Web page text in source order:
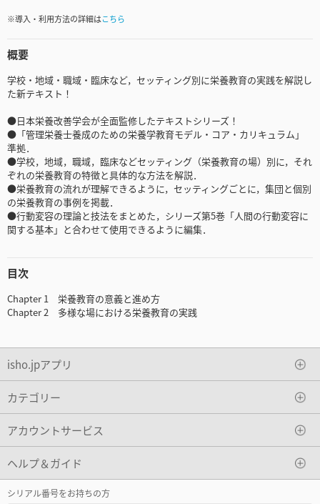
※導入・利用方法の詳細はこちら
概要
学校・地域・職域・臨床など，セッティング別に栄養教育の実践を解説し
た新テキスト！
●日本栄養改善学会が全面監修したテキストシリーズ！
●「管理栄養士養成のための栄養学教育モデル・コア・カリキュラム」
準拠．
●学校，地域，職域，臨床などセッティング（栄養教育の場）別に，それ
ぞれの栄養教育の特徴と具体的な方法を解説．
●栄養教育の流れが理解できるように，セッティングごとに，集団と個別
の栄養教育の事例を掲載．
●行動変容の理論と技法をまとめた，シリーズ第5巻「人間の行動変容に
関する基本」と合わせて使用できるように編集．
目次
Chapter 1 栄養教育の意義と進め方
Chapter 2 多様な場における栄養教育の実践
isho.jpアプリ
カテゴリー
アカウントサービス
ヘルプ＆ガイド
シリアル番号をお持ちの方